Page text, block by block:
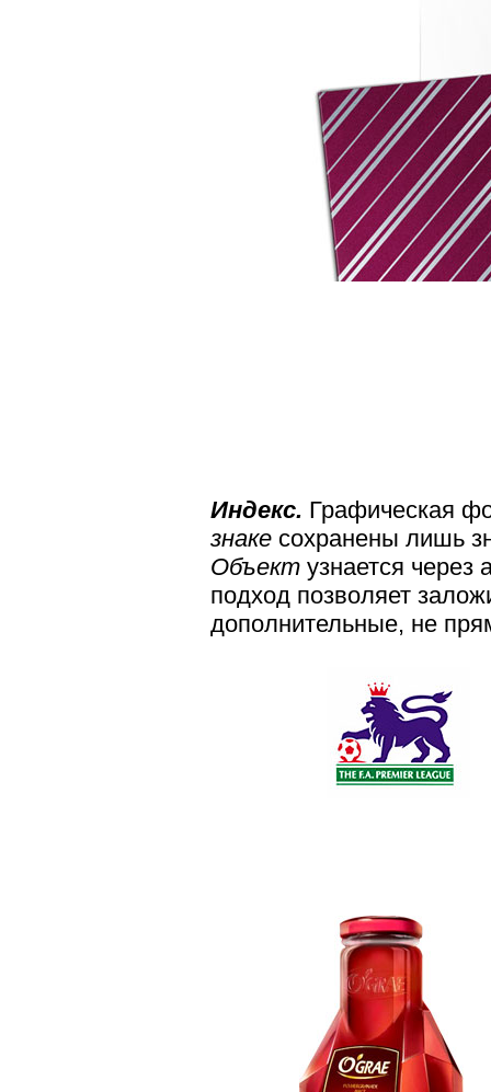
Индекс. Графическая
знаке сохранены лишь
Объект узнается через
подход позволяет
дополнительные, не